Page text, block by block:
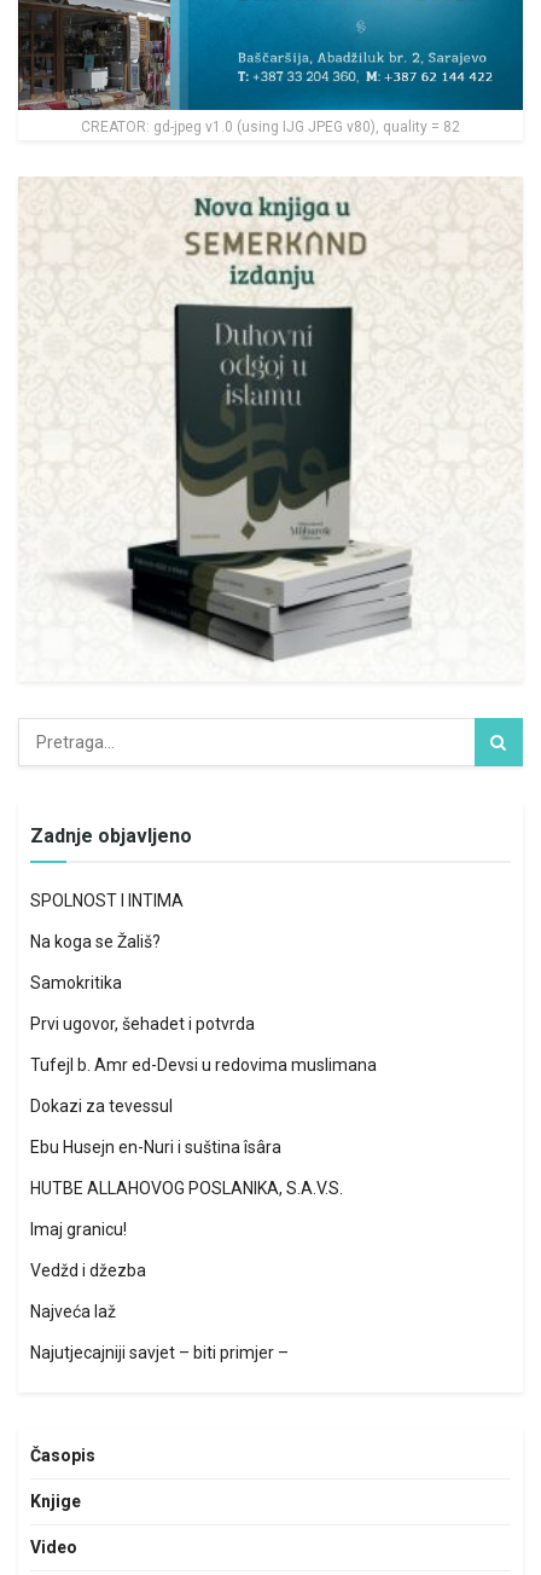
CREATOR: gd-jpeg v1.0 (using IJG JPEG v80), quality = 82
Zadnje objavljeno
SPOLNOST I INTIMA
Na koga se Žališ?
Samokritika
Prvi ugovor, šehadet i potvrda
Tufejl b. Amr ed-Devsi u redovima muslimana
Dokazi za tevessul
Ebu Husejn en-Nuri i suština îsâra
HUTBE ALLAHOVOG POSLANIKA, S.A.V.S.
Imaj granicu!
Vedžd i džezba
Najveća laž
Najutjecajniji savjet – biti primjer –
Časopis
Knjige
Video